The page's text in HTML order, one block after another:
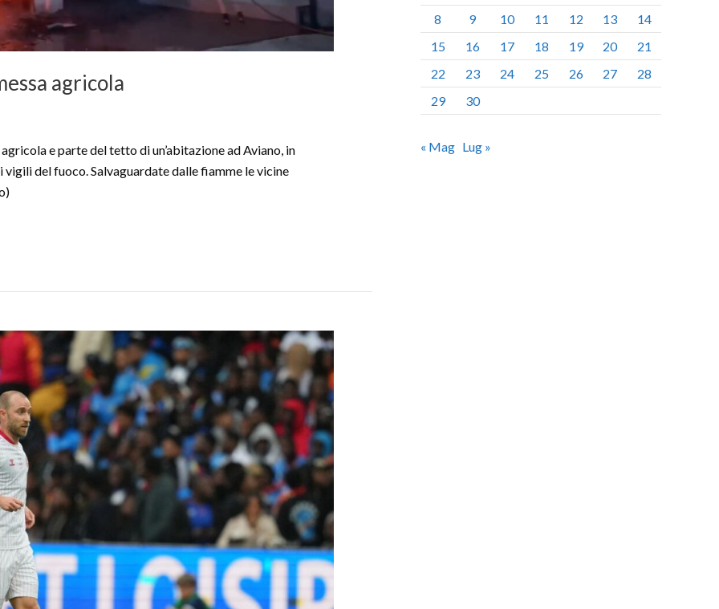
agricola
e parte del tetto di un’abitazione ad Aviano, in
del fuoco. Salvaguardate dalle fiamme le vicine
8
9 10 11 12 13
14
15
16 17 18 19 20
21
22
23 24 25 26 27
28
29
30
« Mag Lug »